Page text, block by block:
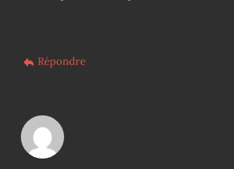
Répondre